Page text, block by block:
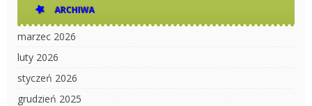
ARCHIWA
marzec 2026
luty 2026
styczeń 2026
grudzień 2025